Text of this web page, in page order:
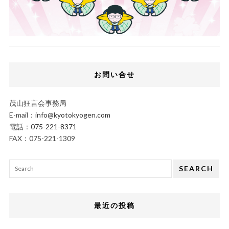
お問い合せ
茂山狂言会事務局
E-mail： info@kyotokyogen.com
電話： 075-221-8371
FAX：075-221-1309
SEARCH
最近の投稿